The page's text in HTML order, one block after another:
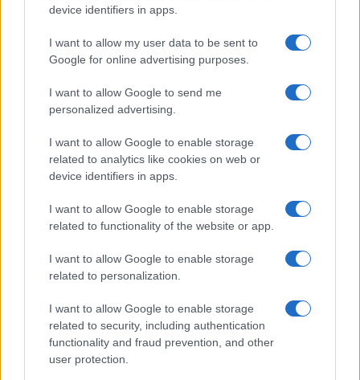
device identifiers in apps.
I want to allow my user data to be sent to
Google for online advertising purposes.
I want to allow Google to send me
personalized advertising.
I want to allow Google to enable storage
related to analytics like cookies on web or
device identifiers in apps.
I want to allow Google to enable storage
related to functionality of the website or app.
I want to allow Google to enable storage
related to personalization.
I want to allow Google to enable storage
related to security, including authentication
functionality and fraud prevention, and other
user protection.